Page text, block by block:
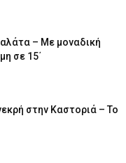
– Με μοναδική
σε 15΄
στην Καστοριά – Το